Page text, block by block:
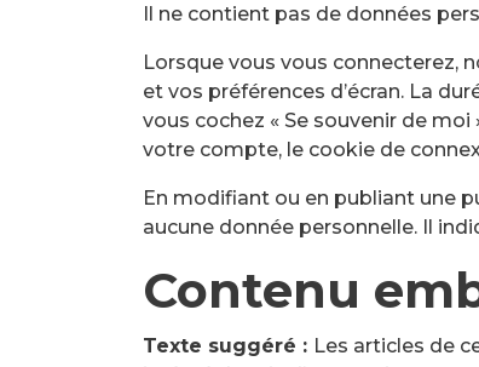
Il ne contient pas de données
Lorsque vous vous connecterez,
et vos préférences d’écran. La
vous cochez « Se souvenir de
votre compte, le cookie de
En modifiant ou en publiant une
aucune donnée personnelle. Il
Contenu
Texte suggéré : Les articles de